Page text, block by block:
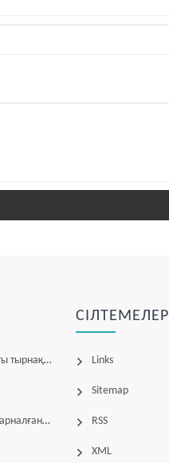
шамы
машина
СІЛТЕМЕЛЕР
Links
Sitemap
RSS
XML